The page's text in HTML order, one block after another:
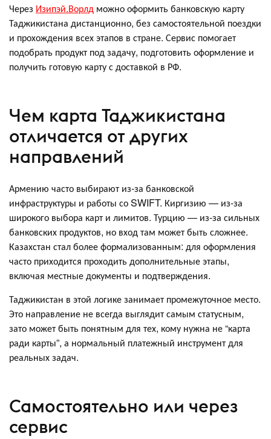
Через Изипэй.Ворлд можно оформить банковскую карту
Таджикистана дистанционно, без самостоятельной поездки
и прохождения всех этапов в стране. Сервис помогает
подобрать продукт под задачу, подготовить оформление и
получить готовую карту с доставкой в РФ.
Чем карта Таджикистана
отличается от других
направлений
Армению часто выбирают из-за банковской
инфраструктуры и работы со SWIFT. Киргизию — из-за
широкого выбора карт и лимитов. Турцию — из-за сильных
банковских продуктов, но вход там может быть сложнее.
Казахстан стал более формализованным: для оформления
часто приходится проходить дополнительные этапы,
включая местные документы и подтверждения.
Таджикистан в этой логике занимает промежуточное место.
Это направление не всегда выглядит самым статусным,
зато может быть понятным для тех, кому нужна не “карта
ради карты”, а нормальный платежный инструмент для
реальных задач.
Самостоятельно или через
сервис